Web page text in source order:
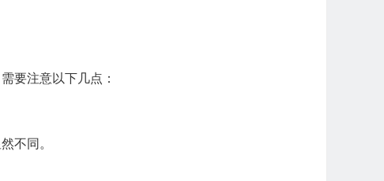
要注意以下几点：
不同。